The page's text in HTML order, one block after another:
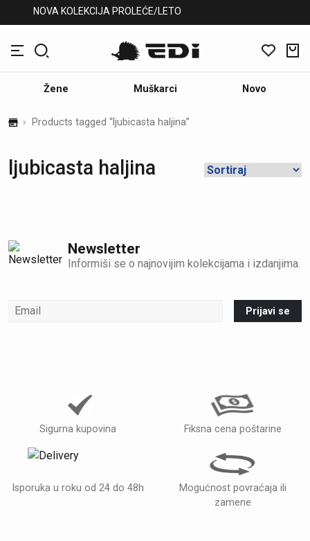
NOVA KOLEKCIJA PROLEĆE/LETO
Žene Muškarci Novo
Products tagged “ljubicasta haljina”
ljubicasta haljina
Newsletter
Informiši se o najnovijim kolekcijama i izdanjima.
Prijavi se
Sigurna kupovina Fiksna cena poštarine
Isporuka u roku od 24 do 48h
Mogućnost povraćaja ili
zamene